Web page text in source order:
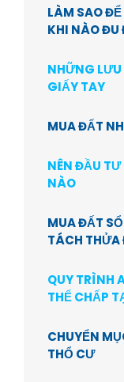
LÀM SAO
KHI NÀO ĐU
NHỮNG
GIẤY TAY
MUA ĐẤT
NÊN ĐẦU
NÀO
MUA ĐẤT
TÁCH THỬA
QUY TRÌNH
THẾ CHẤP
CHUYỂN
THỔ CƯ